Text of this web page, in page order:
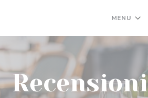
MENU
Recensioni